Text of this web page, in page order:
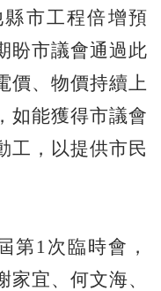
市工程倍增預
盼市議會通過此
價、物價持續上
如能獲得市議會
工，以提供市民
第1次臨時會，
宜、何文海、